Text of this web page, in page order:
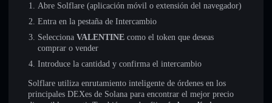
Abre Solflare (aplicación móvil o extensión del navegador)
Entra en la pestaña de Intercambio
Selecciona VALENTINE como el token que deseas
comprar o vender
Introduce la cantidad y confirma el intercambio
Solflare utiliza enrutamiento inteligente de órdenes en los
principales DEXes de Solana para encontrar el mejor precio